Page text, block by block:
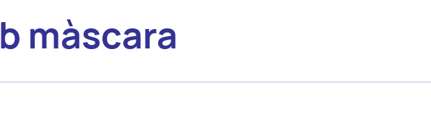
màscara